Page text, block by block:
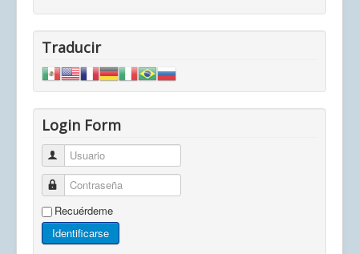
Traducir
Login Form
Usuario
Contraseña
Recuérdeme
Identificarse